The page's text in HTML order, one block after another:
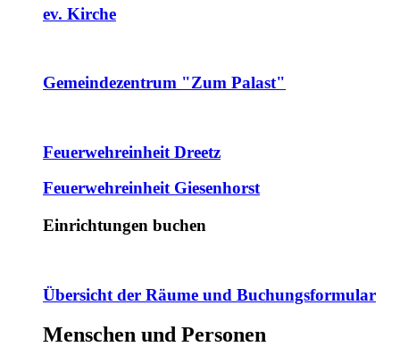
ev. Kirche
Gemeindezentrum "Zum Palast"
Feuerwehreinheit Dreetz
Feuerwehreinheit Giesenhorst
Einrichtungen buchen
Übersicht der Räume und Buchungsformular
Menschen und Personen